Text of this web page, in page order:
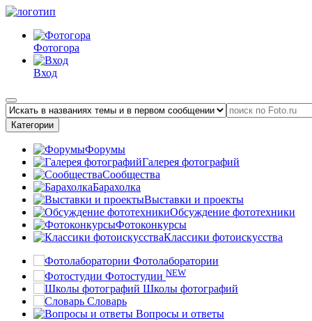
Фотогора
Вход
Категории
Форумы
Галерея фотографий
Сообщества
Барахолка
Выставки и проекты
Обсуждение фототехники
Фотоконкурсы
Классики фотоискусства
Фотолаборатории
Фотостудии NEW
Школы фотографий
Словарь
Вопросы и ответы